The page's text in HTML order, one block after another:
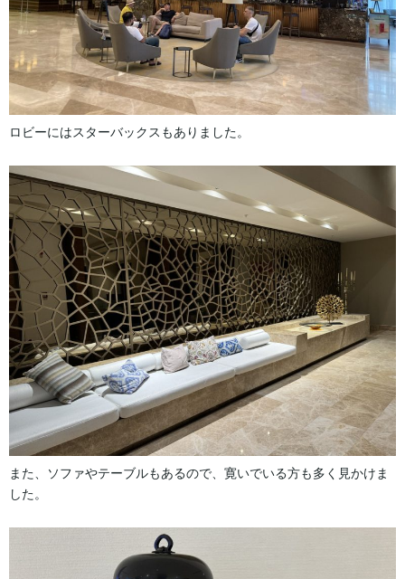
ロビーにはスターバックスもありました。
また、ソファやテーブルもあるので、寛いでいる方も多く見かけま
した。